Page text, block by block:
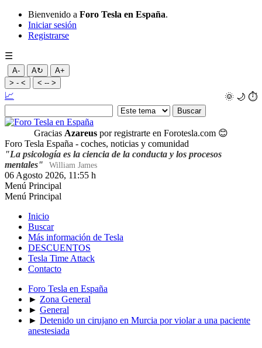
Bienvenido a Foro Tesla en España.
Iniciar sesión
Registrarse
☰
A- A↻
A+
> - <
< -- >
🌞 🌙 ⏱️
📈
Gracias Azareus por registrarte en Forotesla.com 😊
Foro Tesla España - coches, noticias y comunidad
"La psicología es la ciencia de la conducta y los procesos
mentales"
William James
06 Agosto 2026, 11:55 h
Menú Principal
Menú Principal
Inicio
Buscar
Más información de Tesla
DESCUENTOS
Tesla Time Attack
Contacto
Foro Tesla en España
► Zona General
► General
► Detenido un cirujano en Murcia por violar a una paciente
anestesiada